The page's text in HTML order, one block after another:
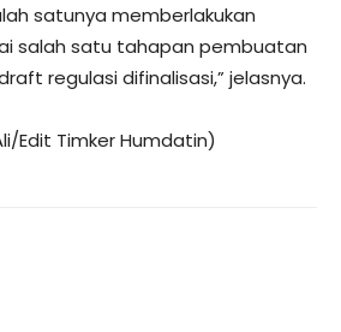
satunya memberlakukan
salah satu tahapan pembuatan
regulasi difinalisasi,” jelasnya.
Edit Timker Humdatin)